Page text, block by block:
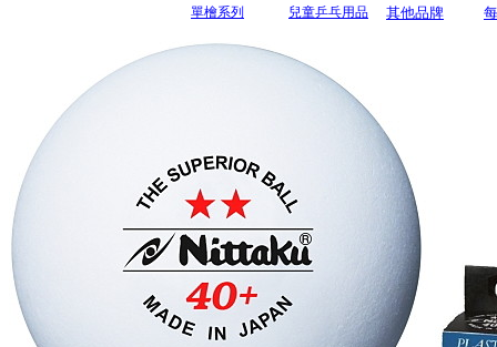
單檜系列
兒童乒乓用品 其他品牌